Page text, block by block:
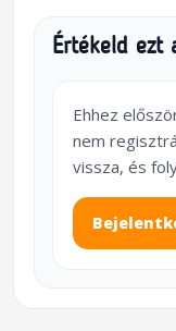
Értékeld ezt
Ehhez
nem
vissza, és